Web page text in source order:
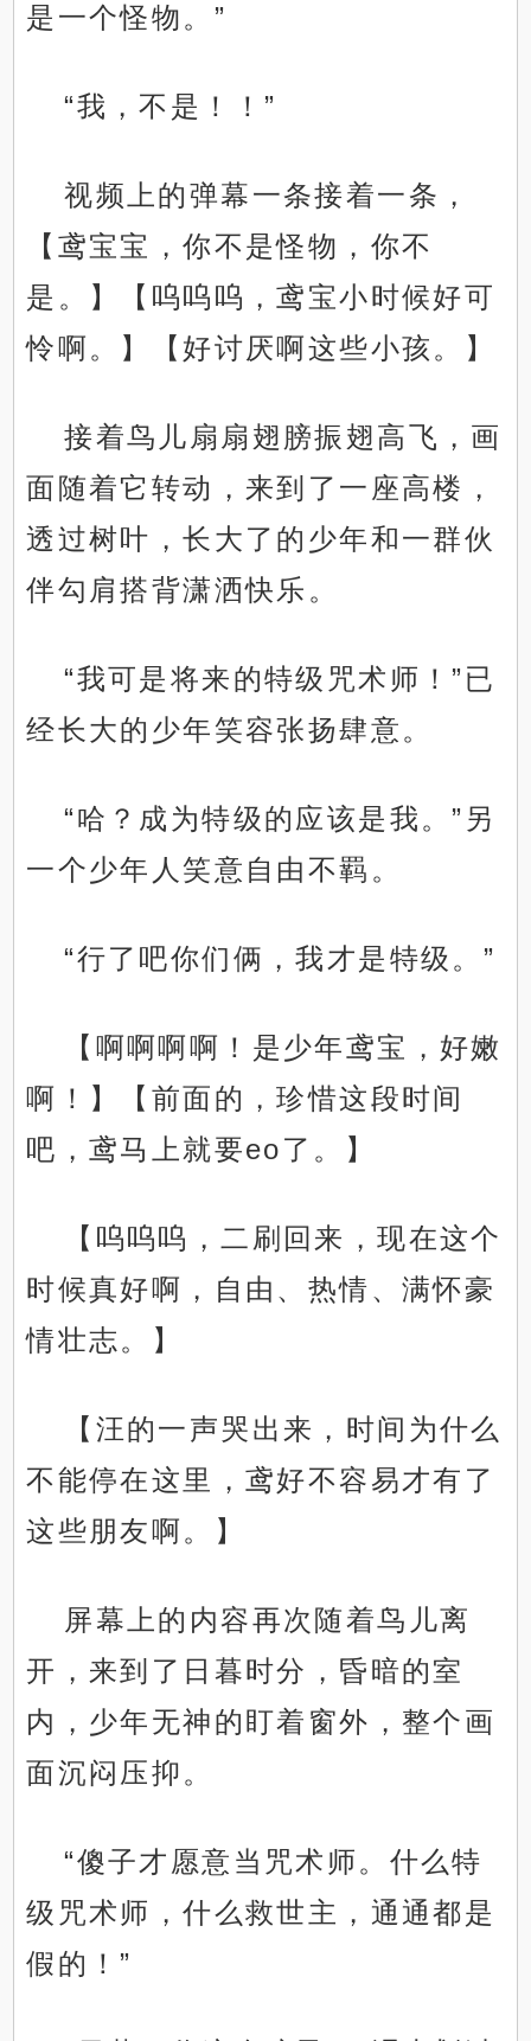
是一个怪物。”
“我，不是！！”
视频上的弹幕一条接着一条，
【鸢宝宝，你不是怪物，你不
是。】【呜呜呜，鸢宝小时候好可
怜啊。】【好讨厌啊这些小孩。】
接着鸟儿扇扇翅膀振翅高飞，画
面随着它转动，来到了一座高楼，
透过树叶，长大了的少年和一群伙
伴勾肩搭背潇洒快乐。
“我可是将来的特级咒术师！”已
经长大的少年笑容张扬肆意。
“哈？成为特级的应该是我。”另
一个少年人笑意自由不羁。
“行了吧你们俩，我才是特级。”
【啊啊啊啊！是少年鸢宝，好嫩
啊！】【前面的，珍惜这段时间
吧，鸢马上就要eo了。】
【呜呜呜，二刷回来，现在这个
时候真好啊，自由、热情、满怀豪
情壮志。】
【汪的一声哭出来，时间为什么
不能停在这里，鸢好不容易才有了
这些朋友啊。】
屏幕上的内容再次随着鸟儿离
开，来到了日暮时分，昏暗的室
内，少年无神的盯着窗外，整个画
面沉闷压抑。
“傻子才愿意当咒术师。什么特
级咒术师，什么救世主，通通都是
假的！”